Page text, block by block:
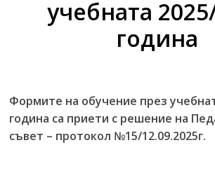
учебната
година
Формите на обучение през
година са приети с решение на
съвет – протокол №15/12.09.2025г.